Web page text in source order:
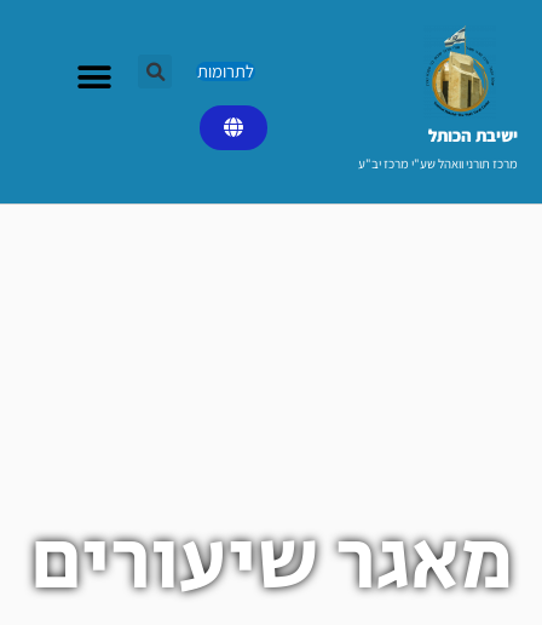
ישיבת הכותל​
מרכז תורני וואהל שע"י מרכז יב"ע
לתרומות
מאגר שיעורים